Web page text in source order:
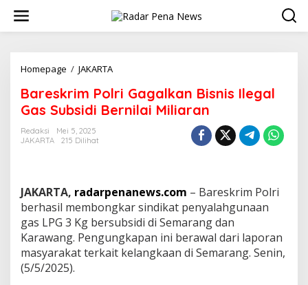
w
Homepage / JAKARTA
r
e
s
o
l
r
i
G
a
Bareskrim Polri Gagalkan Bisnis Ilegal
Gas Subsidi Bernilai Miliaran
Redaksi
Mei 5, 2025
JAKARTA
215 Dilihat
JAKARTA, radarpenanews.com – Bareskrim Polri
berhasil membongkar sindikat penyalahgunaan
gas LPG 3 Kg bersubsidi di Semarang dan
Karawang. Pengungkapan ini berawal dari laporan
masyarakat terkait kelangkaan di Semarang. Senin,
(5/5/2025).